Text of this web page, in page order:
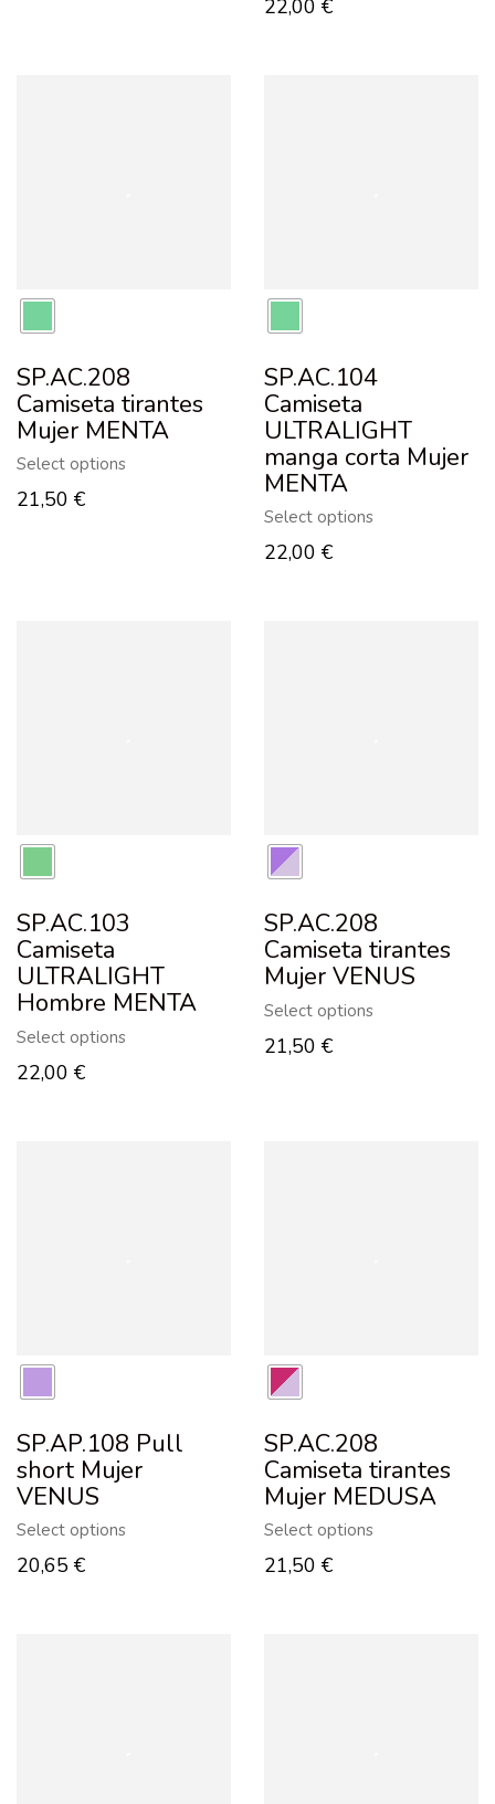
22,00 €
SP.AC.208
Camiseta tirantes
Mujer MENTA
Select options
21,50 €
SP.AC.104
Camiseta
ULTRALIGHT
manga corta Mujer
MENTA
Select options
22,00 €
SP.AC.103
Camiseta
ULTRALIGHT
Hombre MENTA
Select options
22,00 €
SP.AC.208
Camiseta tirantes
Mujer VENUS
Select options
21,50 €
SP.AP.108 Pull
short Mujer
VENUS
Select options
20,65 €
SP.AC.208
Camiseta tirantes
Mujer MEDUSA
Select options
21,50 €